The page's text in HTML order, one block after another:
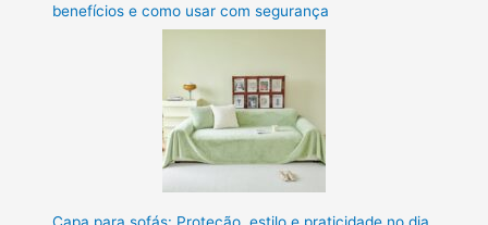
benefícios e como usar com segurança
Capa para sofás: Proteção, estilo e praticidade no dia